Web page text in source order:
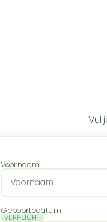
Vul
Voornaam
Geboortedatum
VERPLICHT